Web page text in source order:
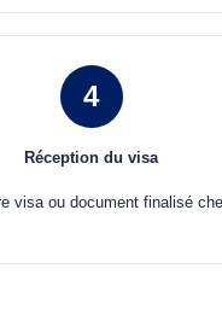
4
Réception du visa
visa ou document finalisé